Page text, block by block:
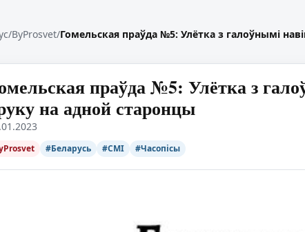
/ByProsvet/Гомельская праўда №5: Улётка з галоўнымі
праўда №5: Улётка з
на адной старонцы
#Беларусь #СМІ #Часопісы